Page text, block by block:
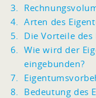
Arten des
Die Vorteile
Wie wird der
eingebunden?
Bedeutung des